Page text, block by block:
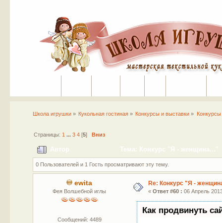
Школа игрушки» Кукольная гостиная » Конкурсы и выставки » Конкурсы
Страницы: 1 ... 3 4[5] Вниз
Автор Тема: Конкурс "Я - женщина..."
0 Пользователей и 1 Гость просматривают эту тему.
ewita
Фея Волшебной иглы
Сообщений: 4489
Re: Конкурс "Я -
« Ответ #60 : 06 Апрель
Как продвинуть